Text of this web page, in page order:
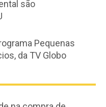
são
Pequenas
da TV Globo